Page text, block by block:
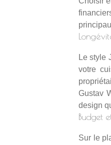
Le style
votre
Gustav
design
Budget
Sur le